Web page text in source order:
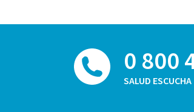
0 800
SALUD ESCUCHA